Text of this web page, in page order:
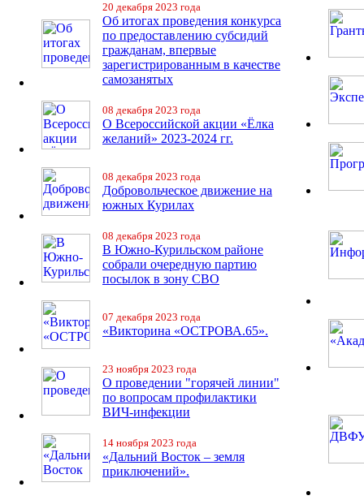
20 декабря 2023 года
Об итогах проведения конкурса
по предоставлению субсидий
гражданам, впервые
зарегистрированным в качестве
самозанятых
08 декабря 2023 года
О Всероссийской акции «Ёлка
желаний» 2023-2024 гг.
08 декабря 2023 года
Добровольческое движение на
южных Курилах
08 декабря 2023 года
В Южно-Курильском районе
собрали очередную партию
посылок в зону СВО
07 декабря 2023 года
«Викторина «ОСТРОВА.65».
23 ноября 2023 года
О проведении "горячей линии"
по вопросам профилактики
ВИЧ-инфекции
14 ноября 2023 года
«Дальний Восток – земля
приключений».